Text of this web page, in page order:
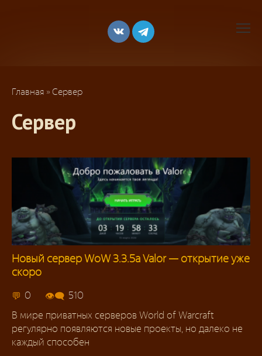
Главная »Сервер
Сервер
Сервера
Новый сервер WoW 3.3.5a Valor — открытие уже
скоро
0
510
В мире приватных серверов World of Warcraft
регулярно появляются новые проекты, но далеко не
каждый способен